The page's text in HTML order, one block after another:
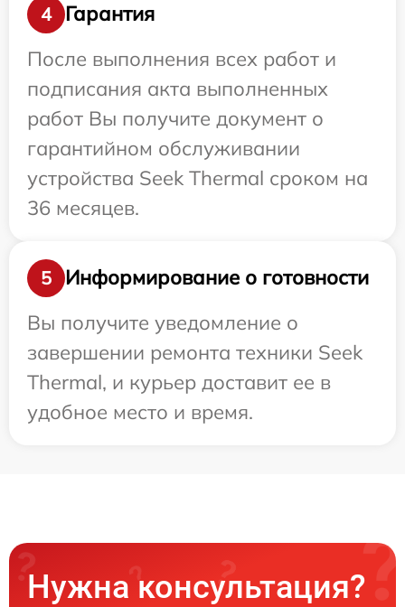
4
Гарантия
После выполнения всех работ и
подписания акта выполненных
работ Вы получите документ о
гарантийном обслуживании
устройства Seek Thermal сроком на
36 месяцев.
5
Информирование о готовности
Вы получите уведомление о
завершении ремонта техники Seek
Thermal, и курьер доставит ее в
удобное место и время.
Нужна консультация?